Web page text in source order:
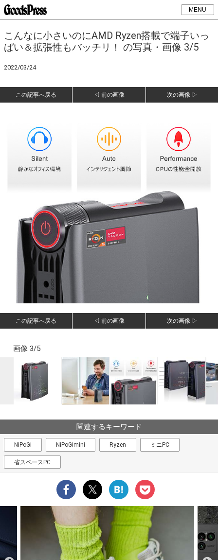
MENU
こんなに小さいのにAMD Ryzen搭載で端子いっ
ぱい＆拡張性もバッチリ！ の写真・画像 3/5
2022/03/24
この記事へ戻る ◁ 前の画像 次の画像 ▷
この記事へ戻る ◁ 前の画像 次の画像 ▷
画像 3/5
関連するキーワード
NiPoGi NiPoGimini Ryzen ミニPC
省スペースPC